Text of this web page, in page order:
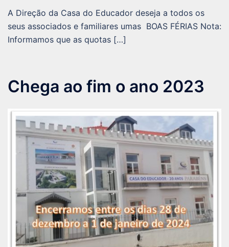
A Direção da Casa do Educador deseja a todos os
seus associados e familiares umas BOAS FÉRIAS Nota:
Informamos que as quotas […]
Chega ao fim o ano 2023